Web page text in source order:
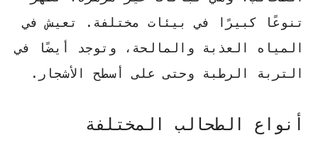
تنوعًا كبيرًا في بيئات مختلفة. تعيش في
المياه العذبة والمالحة، وتوجد أيضًا في
التربة الرطبة وحتى على أسطح الأشجار.
أنواع الطحالب المختلفة